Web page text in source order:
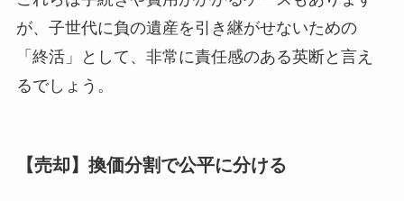
が、子世代に負の遺産を引き継がせないための
「終活」として、非常に責任感のある英断と言え
るでしょう。
【売却】換価分割で公平に分ける